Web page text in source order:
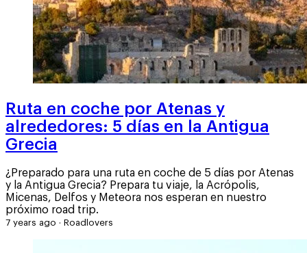
Ruta en coche por Atenas y
alrededores: 5 días en la Antigua
Grecia
¿Preparado para una ruta en coche de 5 días por Atenas
y la Antigua Grecia? Prepara tu viaje, la Acrópolis,
Micenas, Delfos y Meteora nos esperan en nuestro
próximo road trip.
7 years ago · Roadlovers